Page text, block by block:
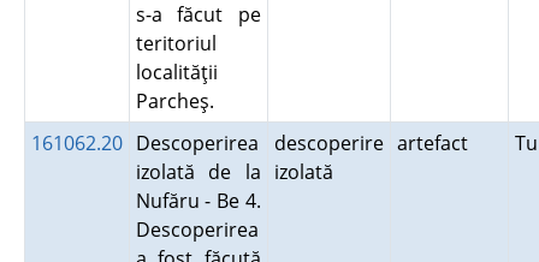
s-a făcut pe
teritoriul
localităţii
Parcheş.
161062.20 Descoperirea
izolată de la
Nufăru - Be 4.
Descoperirea
descoperire
izolată
artefact